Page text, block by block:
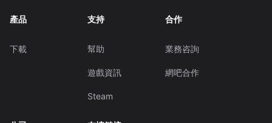
產品
下載
支持
幫助
遊戲資訊
Steam
合作
業務咨詢
網吧合作